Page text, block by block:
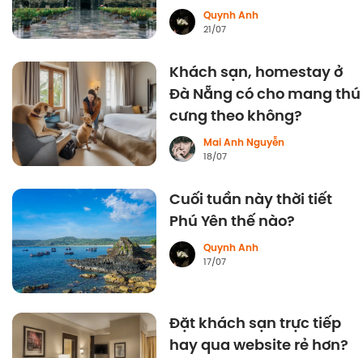
Quynh Anh
21/07
Khách sạn, homestay ở
Đà Nẵng có cho mang thú
cưng theo không?
Mai Anh Nguyễn
18/07
Cuối tuần này thời tiết
Phú Yên thế nào?
Quynh Anh
17/07
Đặt khách sạn trực tiếp
hay qua website rẻ hơn?